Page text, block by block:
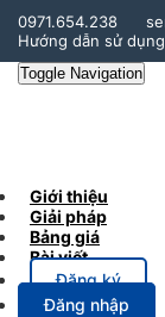
0971.654.238
Hướng dẫn sử dụng
Toggle Navigation
Giới thiệu
Giải pháp
Bảng giá
Bài viết
Đăng ký
Đăng nhập